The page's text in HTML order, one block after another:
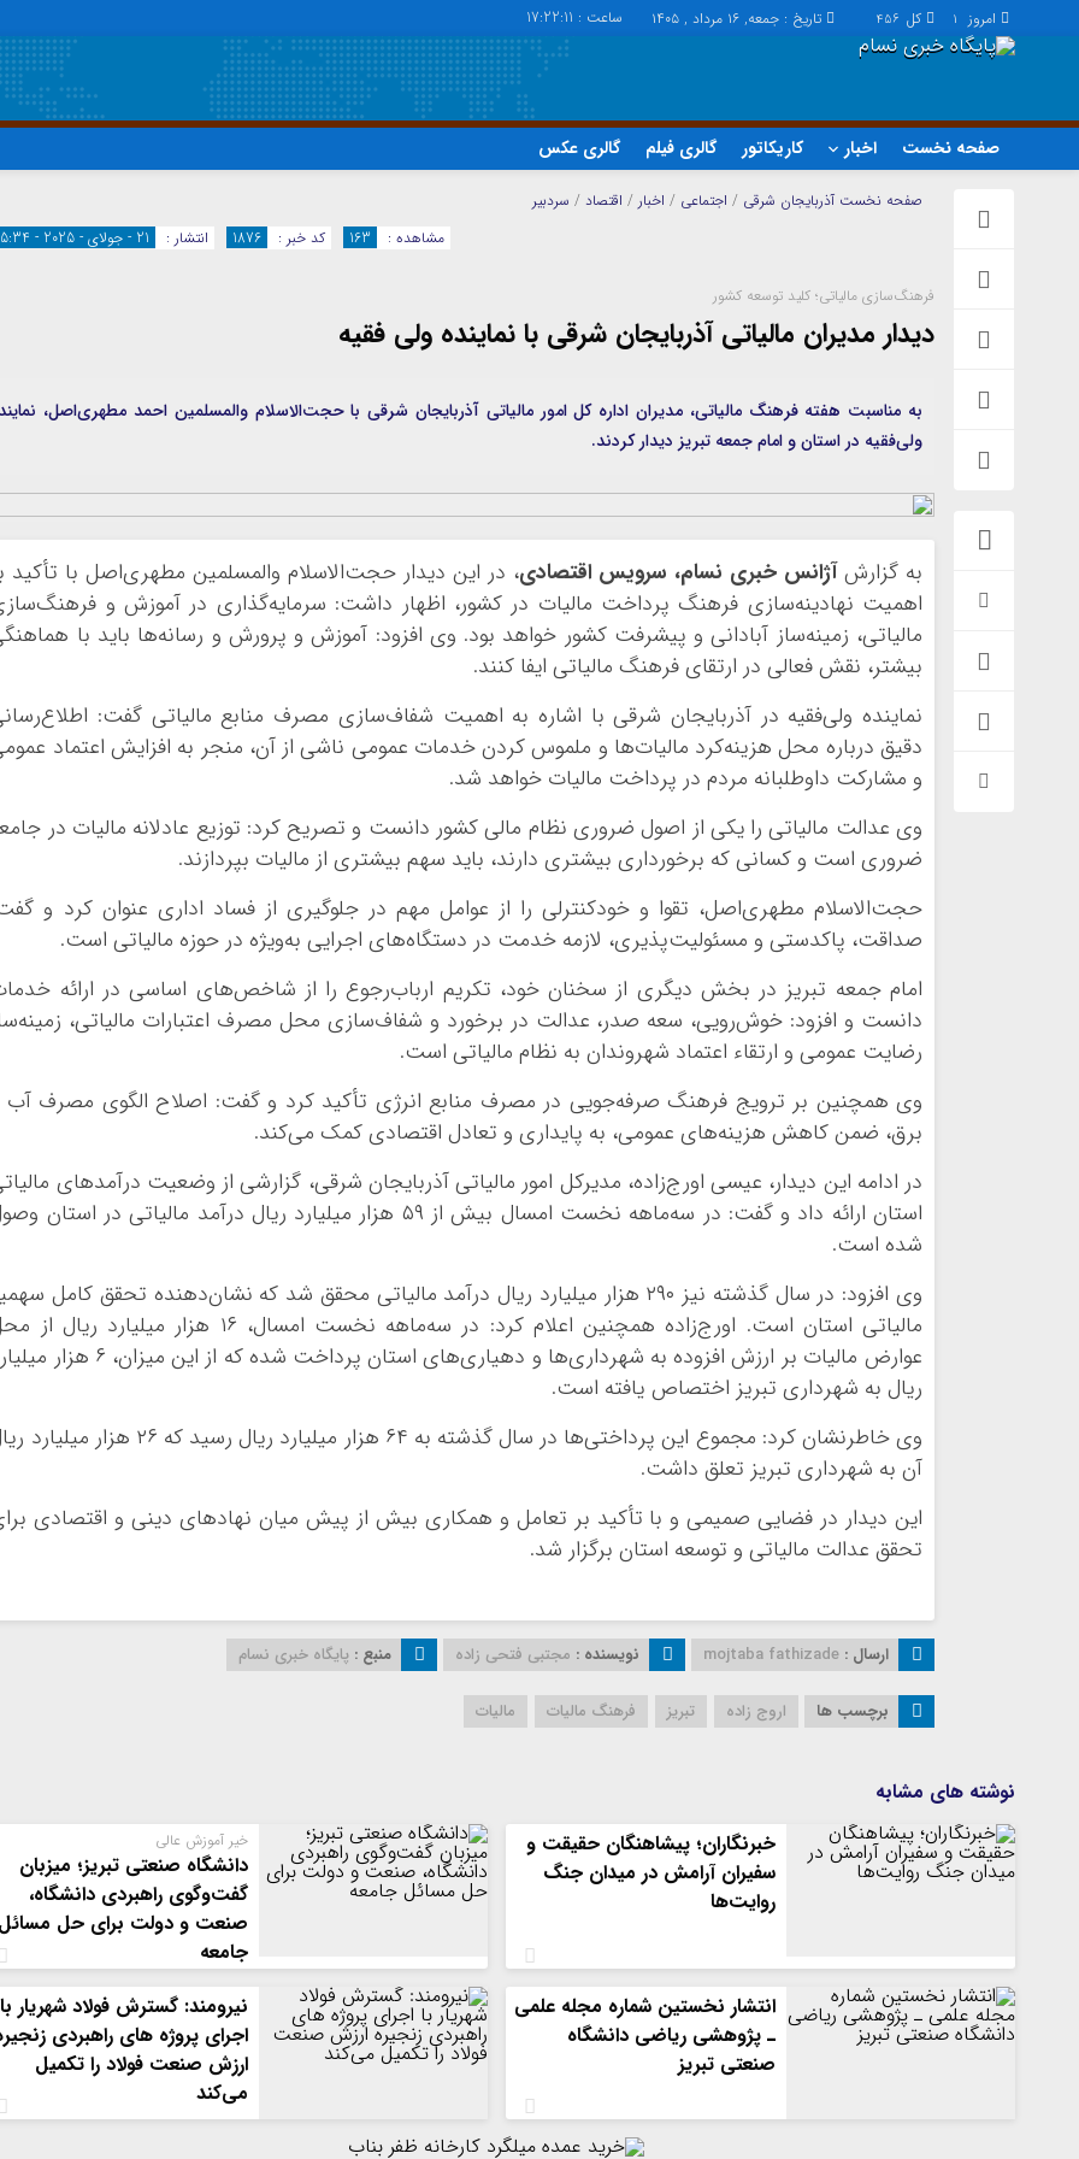
کل 456 امروز 1 تاریخ : جمعه, ۱۶ مرداد , ۱۴۰۵ ساعت : 17:22:11
صفحه نخست اخبار کاریکاتور گالری فیلم گالری عکس
اجتماعی
اقتصاد
فرهنگ
چند رسانه
تماس با ما
برگه دو ستونه
گروه اجتماعی
صفحه نخست آذربایجان شرقی / اجتماعی / اخبار / اقتصاد / سردبیر
انتشار :
21 - جولای - 2025 - 15:34 کد خبر : 1876 مشاهده : 163
فرهنگ‌سازی مالیاتی؛ کلید توسعه کشور
دیدار مدیران مالیاتی آذربایجان شرقی با نماینده ولی فقیه
به مناسبت هفته فرهنگ مالیاتی، مدیران اداره کل امور مالیاتی آذربایجان شرقی با حجت‌الاسلام والمسلمین احمد مطهری‌اصل،
ولی‌فقیه در استان و امام جمعه تبریز دیدار کردند.
به گزارشآژانس خبری نسام، سرویس اقتصادی، در این دیدار حجت‌الاسلام والمسلمین مطهری‌اصل با تأکید
اهمیت نهادینه‌سازی فرهنگ پرداخت مالیات در کشور، اظهار داشت: سرمایه‌گذاری در آموزش و
مالیاتی، زمینه‌ساز آبادانی و پیشرفت کشور خواهد بود. وی افزود: آموزش و پرورش و رسانه‌ها باید با
بیشتر، نقش فعالی در ارتقای فرهنگ مالیاتی ایفا کنند.
نماینده ولی‌فقیه در آذربایجان شرقی با اشاره به اهمیت شفاف‌سازی مصرف منابع مالیاتی گفت:
دقیق درباره محل هزینه‌کرد مالیات‌ها و ملموس کردن خدمات عمومی ناشی از آن، منجر به افزایش اعتماد
و مشارکت داوطلبانه مردم در پرداخت مالیات خواهد شد.
وی عدالت مالیاتی را یکی از اصول ضروری نظام مالی کشور دانست و تصریح کرد: توزیع عادلانه مالیات در
ضروری است و کسانی که برخورداری بیشتری دارند، باید سهم بیشتری از مالیات بپردازند.
حجت‌الاسلام مطهری‌اصل، تقوا و خودکنترلی را از عوامل مهم در جلوگیری از فساد اداری عنوان کرد و
صداقت، پاکدستی و مسئولیت‌پذیری، لازمه خدمت در دستگاه‌های اجرایی به‌ویژه در حوزه مالیاتی است.
امام جمعه تبریز در بخش دیگری از سخنان خود، تکریم ارباب‌رجوع را از شاخص‌های اساسی در ارائه
دانست و افزود: خوش‌رویی، سعه صدر، عدالت در برخورد و شفاف‌سازی محل مصرف اعتبارات مالیاتی،
رضایت عمومی و ارتقاء اعتماد شهروندان به نظام مالیاتی است.
وی همچنین بر ترویج فرهنگ صرفه‌جویی در مصرف منابع انرژی تأکید کرد و گفت: اصلاح الگوی مصرف آب
برق، ضمن کاهش هزینه‌های عمومی، به پایداری و تعادل اقتصادی کمک می‌کند.
در ادامه این دیدار، عیسی اورج‌زاده، مدیرکل امور مالیاتی آذربایجان شرقی، گزارشی از وضعیت درآمدهای
استان ارائه داد و گفت: در سه‌ماهه نخست امسال بیش از ۵۹ هزار میلیارد ریال درآمد مالیاتی در استان
شده است.
وی افزود: در سال گذشته نیز ۲۹۰ هزار میلیارد ریال درآمد مالیاتی محقق شد که نشان‌دهنده تحقق کامل
مالیاتی استان است. اورج‌زاده همچنین اعلام کرد: در سه‌ماهه نخست امسال، ۱۶ هزار میلیارد
عوارض مالیات بر ارزش افزوده به شهرداری‌ها و دهیاری‌های استان پرداخت شده که از این
ریال به شهرداری تبریز اختصاص یافته است.
وی خاطرنشان کرد: مجموع این پرداختی‌ها در سال گذشته به ۶۴ هزار میلیارد ریال رسید که ۲۶ هزار
آن به شهرداری تبریز تعلق داشت.
این دیدار در فضایی صمیمی و با تأکید بر تعامل و همکاری بیش از پیش میان نهادهای دینی و اقتصادی
تحقق عدالت مالیاتی و توسعه استان برگزار شد.
ارسال : mojtaba fathizade نویسنده : مجتبی فتحی زاده منبع : پایگاه خبری نسام
برچسب ها اروج زاده تبریز فرهنگ مالیات مالیات
نوشته های مشابه
خبرنگاران؛ پیشاهنگان حقیقت و
سفیران آرامش در میدان جنگ
روایت‌ها
خیر آموزش عالی
دانشگاه صنعتی تبریز؛ میزبان
گفت‌وگوی راهبردی دانشگاه،
صنعت و دولت برای حل مسائل
جامعه
انتشار نخستین شماره مجله علمی
ـ پژوهشی ریاضی دانشگاه
صنعتی تبریز
نیرومند: گسترش فولاد شهریار با
اجرای پروژه های راهبردی
ارزش صنعت فولاد را تکمیل
می‌کند